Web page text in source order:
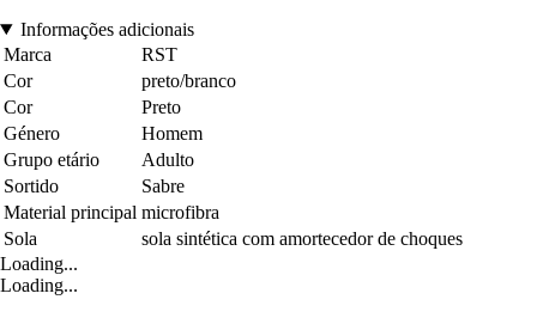
Informações adicionais
Marca
RST
Cor
preto/branco
Cor
Preto
Género
Homem
Grupo etário
Adulto
Sortido
Sabre
Material principal microfibra
Sola
sola sintética com amortecedor de choques
Loading...
Loading...